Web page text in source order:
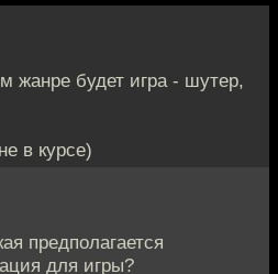
жанре будет игра - шутер,
в курсе)
предполагается
для игры?